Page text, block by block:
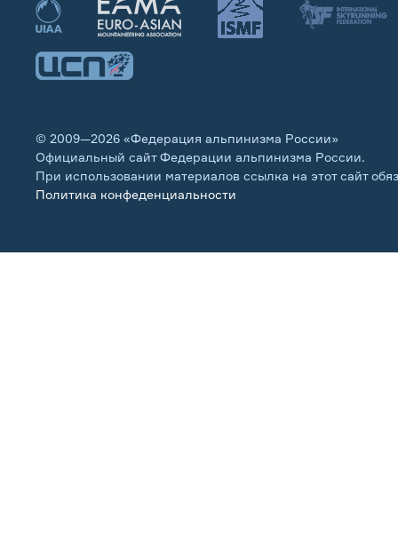
© 2009—2026 «Федерация альпинизма России»
Официальный сайт Федерации альпинизма России.
При использовании материалов ссылка на этот сайт
Политика конфеденциальности